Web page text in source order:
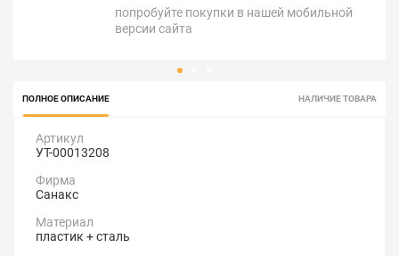
попробуйте покупки в нашей мобильной
версии сайта
ПОЛНОЕ ОПИСАНИЕ НАЛИЧИЕ ТОВАРА
Артикул
УТ-00013208
Фирма
Санакс
Материал
пластик + сталь